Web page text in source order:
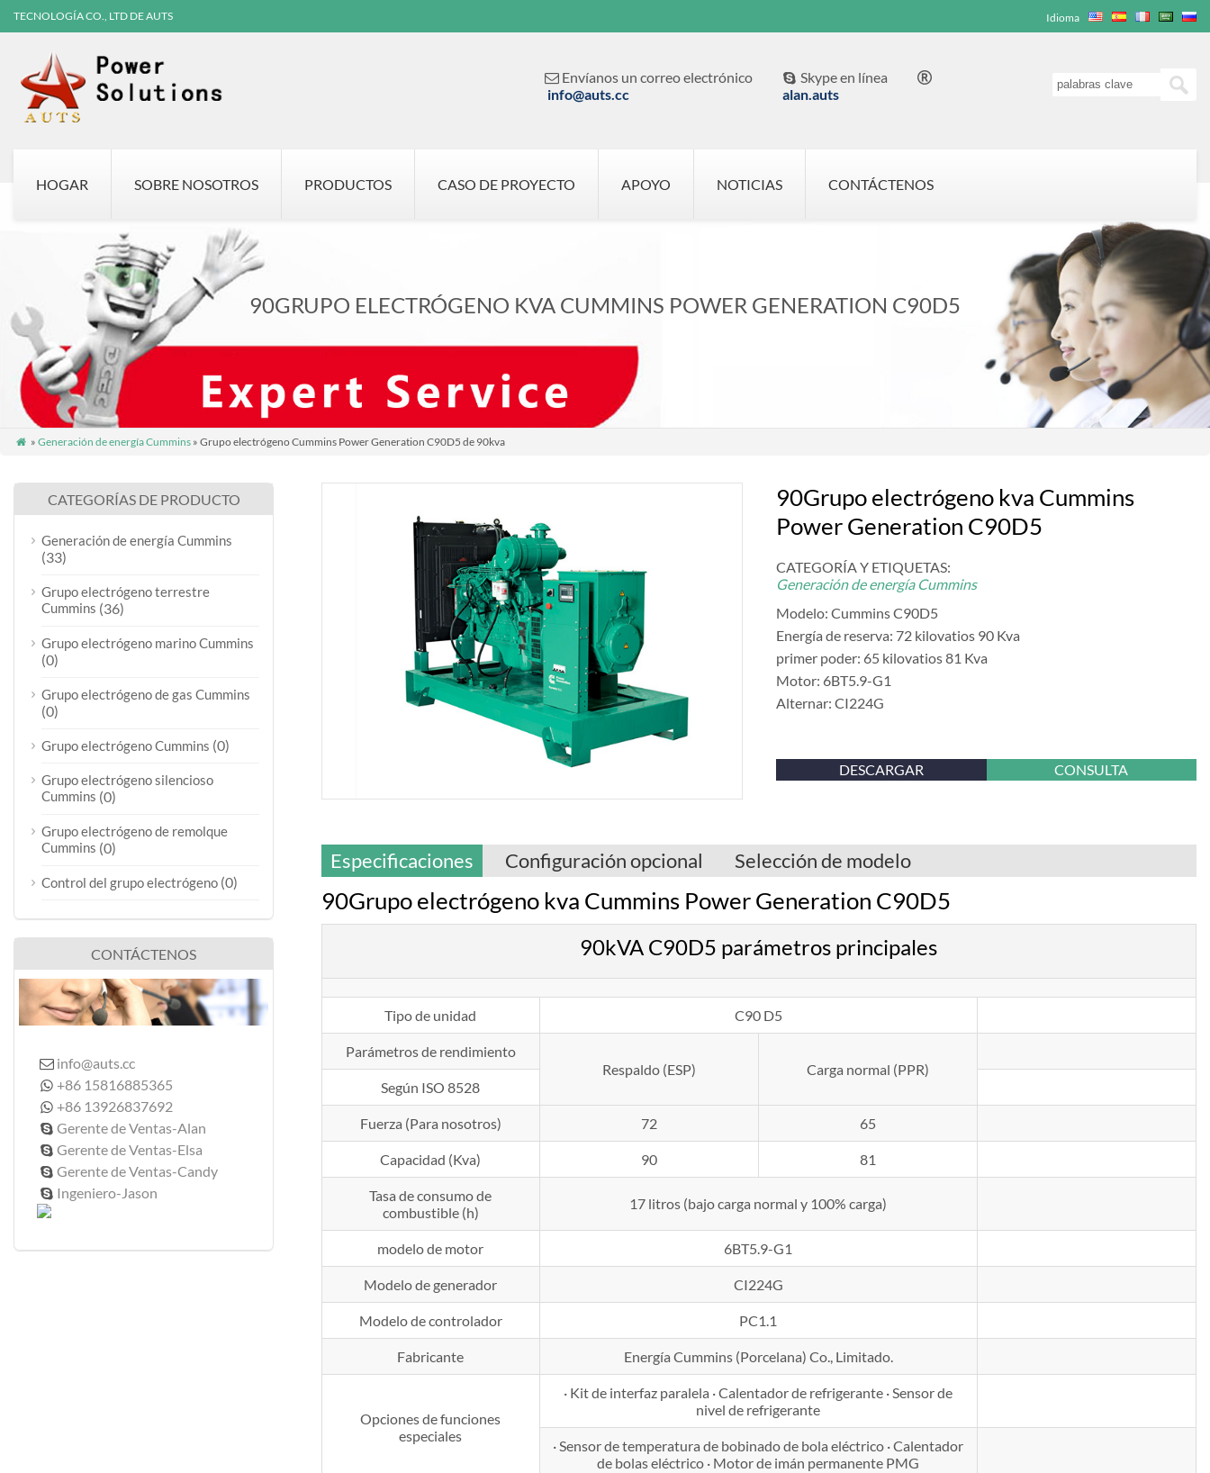
TECNOLOGÍA CO., LTD DE AUTS Idioma
 Envíanos un correo electrónico
info@auts.cc
 Skype en línea
alan.auts

HOGAR SOBRE NOSOTROS PRODUCTOS CASO DE PROYECTO APOYO NOTICIAS CONTÁCTENOS
90GRUPO ELECTRÓGENO KVA CUMMINS POWER GENERATION C90D5
 » Generación de energía Cummins» Grupo electrógeno Cummins Power Generation C90D5 de 90kva
90Grupo electrógeno kva Cummins
Power Generation C90D5
CATEGORÍA Y ETIQUETAS:
Generación de energía Cummins
Modelo: Cummins C90D5
Energía de reserva: 72 kilovatios 90 Kva
primer poder: 65 kilovatios 81 Kva
Motor: 6BT5.9-G1
Alternar: CI224G
DESCARGAR CONSULTA
Especificaciones Configuración opcional Selección de modelo
90Grupo electrógeno kva Cummins Power Generation C90D5
90kVA C90D5 parámetros principales
Tipo de unidad C90 D5
Parámetros de rendimiento
Respaldo (ESP)
Carga normal (PPR)
Según ISO 8528
Fuerza (Para nosotros) 72 65
Capacidad (Kva) 90 81
Tasa de consumo de
combustible (h)
17 litros (bajo carga normal y 100% carga)
modelo de motor 6BT5.9-G1
Modelo de generador CI224G
Modelo de controlador PC1.1
Fabricante Energía Cummins (Porcelana) Co., Limitado.
Opciones de funciones
especiales
· Kit de interfaz paralela · Calentador de refrigerante · Sensor de
nivel de refrigerante
· Sensor de temperatura de bobinado de bola eléctrico · Calentador
de bolas eléctrico · Motor de imán permanente PMG
CATEGORÍAS DE PRODUCTO
Generación de energía Cummins
(33)
Grupo electrógeno terrestre
Cummins (36)
Grupo electrógeno marino Cummins
(0)
Grupo electrógeno de gas Cummins
(0)
Grupo electrógeno Cummins (0)
Grupo electrógeno silencioso
Cummins (0)
Grupo electrógeno de remolque
Cummins (0)
Control del grupo electrógeno (0)
CONTÁCTENOS
 info@auts.cc
 +86 15816885365
 +86 13926837692
 Gerente de Ventas-Alan
 Gerente de Ventas-Elsa
 Gerente de Ventas-Candy
 Ingeniero-Jason